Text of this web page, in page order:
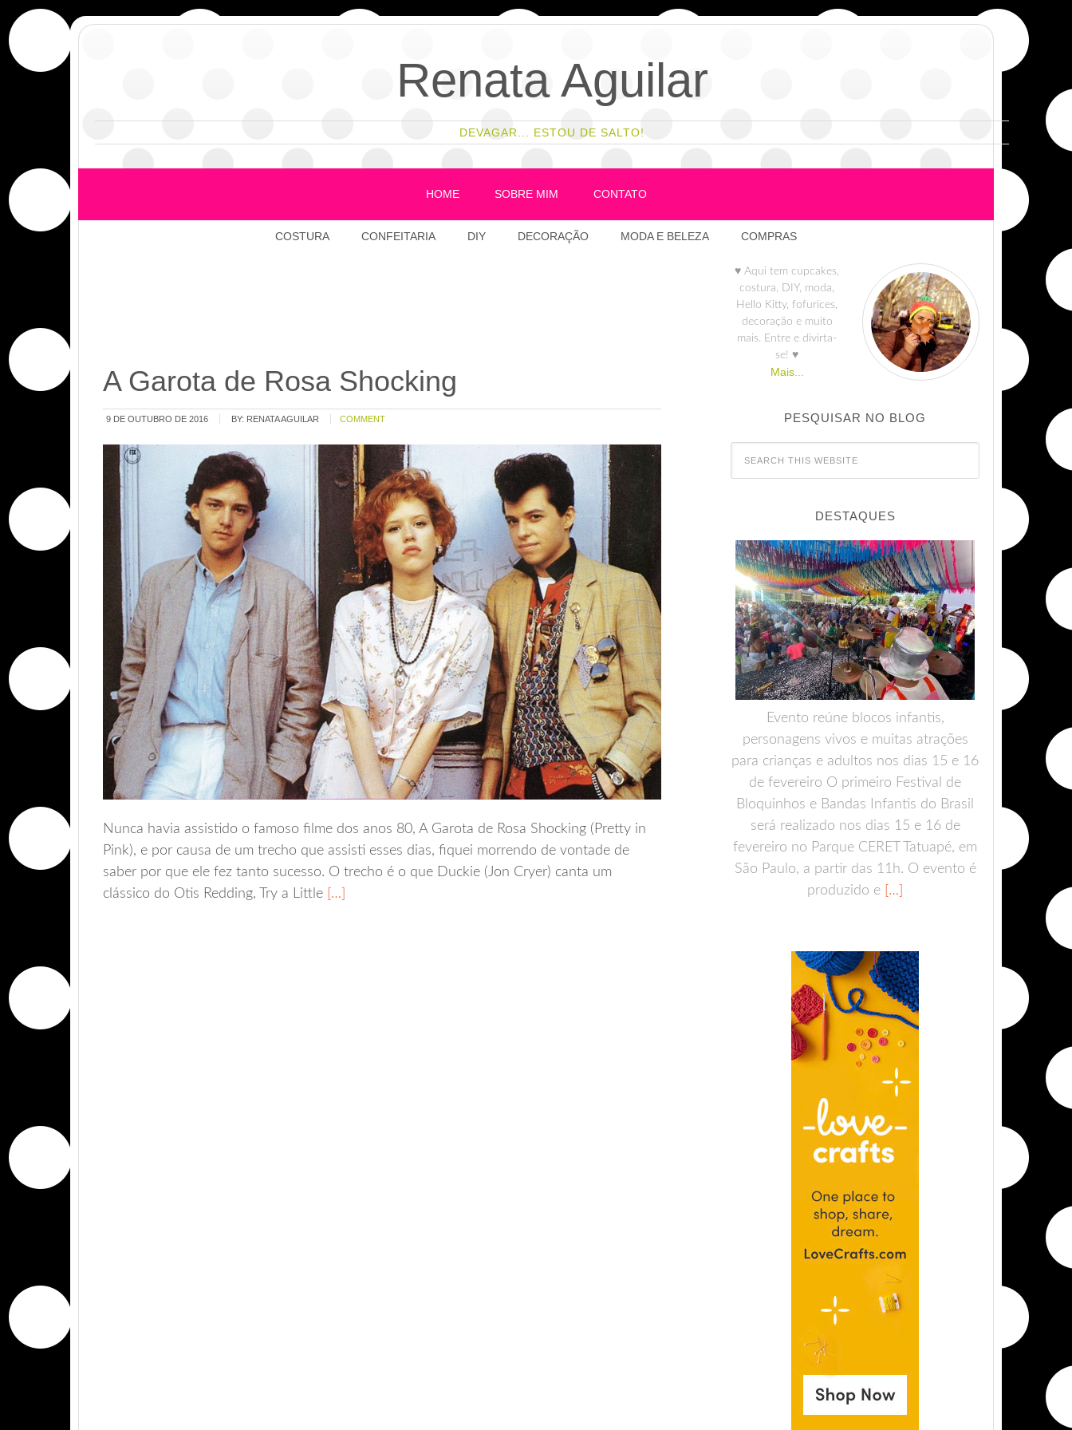
Renata Aguilar
DEVAGAR... ESTOU DE SALTO!
HOME SOBRE MIM CONTATO
COSTURA CONFEITARIA DIY DECORAÇÃO MODA E BELEZA COMPRAS
A Garota de Rosa Shocking
9 DE OUTUBRO DE 2016 BY: RENATA AGUILAR COMMENT
Nunca havia assistido o famoso filme dos anos 80, A Garota de Rosa Shocking (Pretty in
Pink), e por causa de um trecho que assisti esses dias, fiquei morrendo de vontade de
saber por que ele fez tanto sucesso. O trecho é o que Duckie (Jon Cryer) canta um
clássico do Otis Redding, Try a Little […]
♥ Aqui tem cupcakes,
costura, DIY, moda,
Hello Kitty, fofurices,
decoração e muito
mais. Entre e divirta-
se! ♥
Mais...
PESQUISAR NO BLOG
DESTAQUES
Evento reúne blocos infantis,
personagens vivos e muitas atrações
para crianças e adultos nos dias 15 e 16
de fevereiro O primeiro Festival de
Bloquinhos e Bandas Infantis do Brasil
será realizado nos dias 15 e 16 de
fevereiro no Parque CERET Tatuapé, em
São Paulo, a partir das 11h. O evento é
produzido e […]